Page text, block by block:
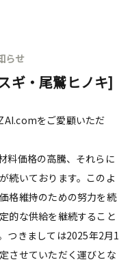
らせ
ギ・尾鷲ヒノキ]
をご愛顧いただ
料価格の高騰、それらに
続いております。このよ
格維持のための努力を続
的な供給を継続すること
つきましては2025年2月1
させていただく運びとな